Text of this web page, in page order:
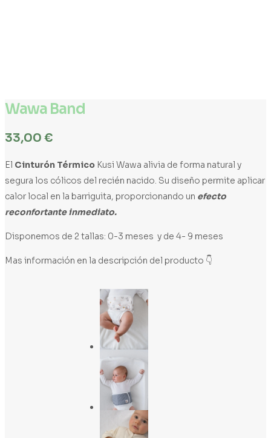
Wawa Band
33,00 €
El Cinturón Térmico Kusi Wawa alivia de forma natural y
segura los cólicos del recién nacido. Su diseño permite aplicar
calor local en la barriguita, proporcionando un efecto
reconfortante inmediato.
Disponemos de 2 tallas: 0-3 meses y de 4- 9 meses
Mas información en la descripción del producto 👇